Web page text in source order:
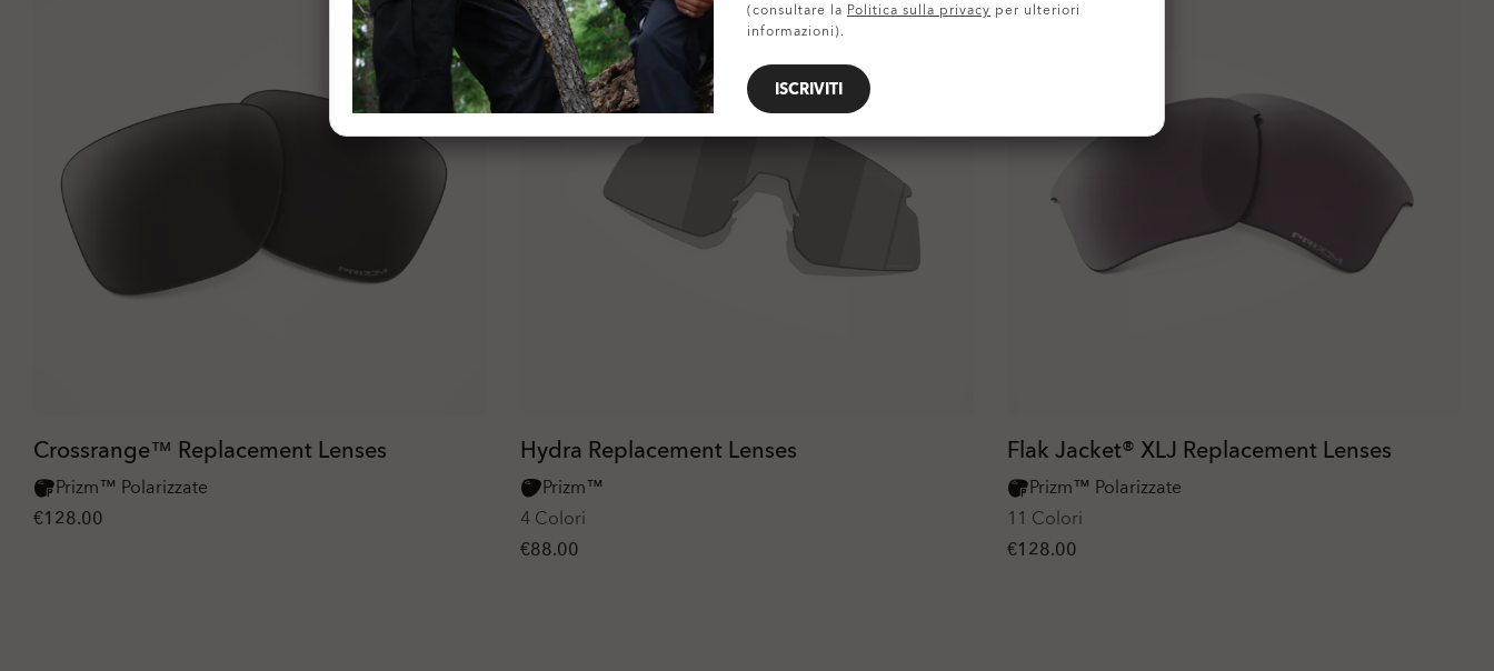
Crossrange™ Replacement Lenses
Prizm™ Polarizzate
€128.00
Hydra Replacement Lenses
Prizm™
4 Colori
€88.00
Flak Jacket® XLJ Replacement Lenses
Prizm™ Polarizzate
11 Colori
€128.00
(consultare la Politica sulla privacy per ulteriori
informazioni).
ISCRIVITI